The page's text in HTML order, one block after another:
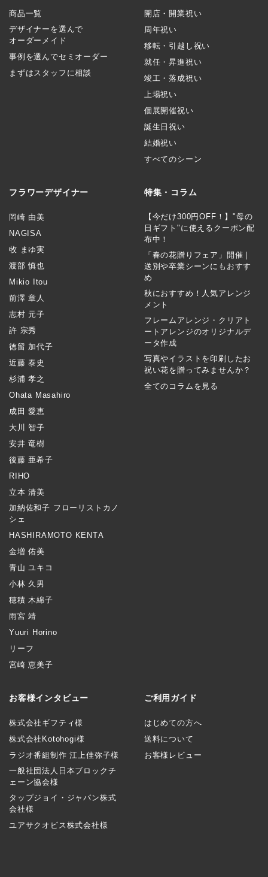
商品一覧
デザイナーを選んで
オーダーメイド
事例を選んでセミオーダー
まずはスタッフに相談
開店・開業祝い
周年祝い
移転・引越し祝い
就任・昇進祝い
竣工・落成祝い
上場祝い
個展開催祝い
誕生日祝い
結婚祝い
すべてのシーン
フラワーデザイナー
岡崎 由美
NAGISA
牧 まゆ実
渡部 慎也
Mikio Itou
前澤 章人
志村 元子
許 宗秀
徳留 加代子
近藤 泰史
杉浦 孝之
Ohata Masahiro
成田 愛恵
大川 智子
安井 竜樹
後藤 亜希子
RIHO
立本 清美
加納佐和子 フローリストカノ
シェ
HASHIRAMOTO KENTA
金増 佑美
青山 ユキコ
小林 久男
穂積 木綿子
雨宮 靖
Yuuri Horino
リーフ
宮崎 恵美子
特集・コラム
【今だけ300円OFF！】"母の
日ギフト"に使えるクーポン配
布中！
「春の花贈りフェア」開催｜
送別や卒業シーンにもおすす
め
秋におすすめ！人気アレンジ
メント
フレームアレンジ・クリアト
ートアレンジのオリジナルデ
ータ作成
写真やイラストを印刷したお
祝い花を贈ってみませんか？
全てのコラムを見る
お客様インタビュー
株式会社ギフティ様
株式会社Kotohogi様
ラジオ番組制作 江上佳弥子様
一般社団法人日本ブロックチ
ェーン協会様
タップジョイ・ジャパン株式
会社様
ユアサクオビス株式会社様
ご利用ガイド
はじめての方へ
送料について
お客様レビュー